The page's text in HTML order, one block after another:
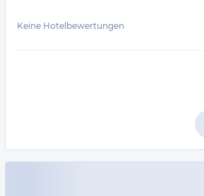
Keine Hotelbewertungen